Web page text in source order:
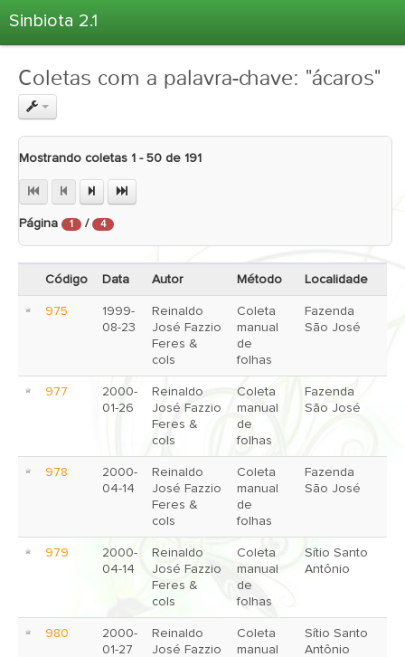
Sinbiota 2.1
Informações Ambientais
Árvore Taxonômica
Atlas 2.1
Sobre o Sinbiota
Login
Coletas com a palavra-chave: "ácaros"
Mostrando coletas 1 - 50 de 191
Página 1 / 4
Código Data Autor Método Localidade
975
1999-
08-23
Reinaldo
José Fazzio
Feres &
cols
Coleta
manual
de
folhas
Fazenda
São José
977
2000-
01-26
Reinaldo
José Fazzio
Feres &
cols
Coleta
manual
de
folhas
Fazenda
São José
978
2000-
04-14
Reinaldo
José Fazzio
Feres &
cols
Coleta
manual
de
folhas
Fazenda
São José
979
2000-
04-14
Reinaldo
José Fazzio
Feres &
cols
Coleta
manual
de
folhas
Sítio Santo
Antônio
980
2000-
01-27
Reinaldo
José Fazzio
Coleta
manual
Sítio Santo
Antônio